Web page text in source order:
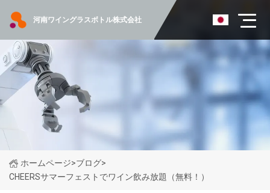
河南ワイングラスボトル株式会社
ホームページ>ブログ>
CHEERSサマーフェストでワイン飲み放題（無料！）